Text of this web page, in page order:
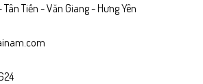
Tiến - Văn Giang - Hưng Yên